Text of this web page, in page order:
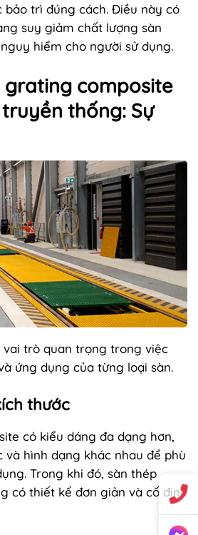
bảo trì đúng cách. Điều này có
suy giảm chất lượng sàn
hiểm cho người sử dụng.
grating composite
thống: Sự
trò quan trọng trong việc
ứng dụng của từng loại sàn.
thước
có kiểu dáng đa dạng hơn,
và hình dạng khác nhau để phù
Trong khi đó, sàn thép
có thiết kế đơn giản và cố định